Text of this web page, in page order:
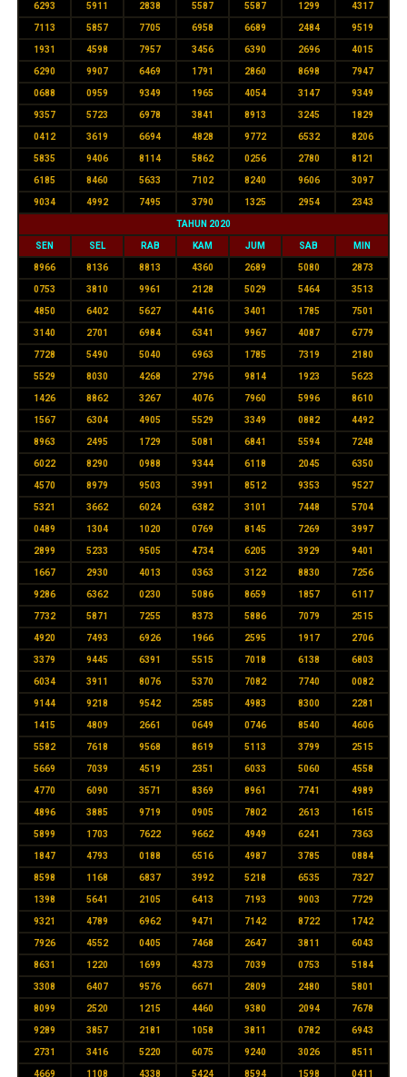
6293 5911 2838 5587 5587 1299 4317
7113 5857 7705 6958 6689 2484 9519
1931 4598 7957 3456 6390 2696 4015
6290 9907 6469 1791 2860 8698 7947
0688 0959 9349 1965 4054 3147 9349
9357 5723 6978 3841 8913 3245 1829
0412 3619 6694 4828 9772 6532 8206
5835 9406 8114 5862 0256 2780 8121
6185 8460 5633 7102 8240 9606 3097
9034 4992 7495 3790 1325 2954 2343
TAHUN 2020
SEN SEL RAB KAM JUM SAB MIN
8966 8136 8813 4360 2689 5080 2873
0753 3810 9961 2128 5029 5464 3513
4850 6402 5627 4416 3401 1785 7501
3140 2701 6984 6341 9967 4087 6779
7728 5490 5040 6963 1785 7319 2180
5529 8030 4268 2796 9814 1923 5623
1426 8862 3267 4076 7960 5996 8610
1567 6304 4905 5529 3349 0882 4492
8963 2495 1729 5081 6841 5594 7248
6022 8290 0988 9344 6118 2045 6350
4570 8979 9503 3991 8512 9353 9527
5321 3662 6024 6382 3101 7448 5704
0489 1304 1020 0769 8145 7269 3997
2899 5233 9505 4734 6205 3929 9401
1667 2930 4013 0363 3122 8830 7256
9286 6362 0230 5086 8659 1857 6117
7732 5871 7255 8373 5886 7079 2515
4920 7493 6926 1966 2595 1917 2706
3379 9445 6391 5515 7018 6138 6803
6034 3911 8076 5370 7082 7740 0082
9144 9218 9542 2585 4983 8300 2281
1415 4809 2661 0649 0746 8540 4606
5582 7618 9568 8619 5113 3799 2515
5669 7039 4519 2351 6033 5060 4558
4770 6090 3571 8369 8961 7741 4989
4896 3885 9719 0905 7802 2613 1615
5899 1703 7622 9662 4949 6241 7363
1847 4793 0188 6516 4987 3785 0884
8598 1168 6837 3992 5218 6535 7327
1398 5641 2105 6413 7193 9003 7729
9321 4789 6962 9471 7142 8722 1742
7926 4552 0405 7468 2647 3811 6043
8631 1220 1699 4373 7039 0753 5184
3308 6407 9576 6671 2809 2480 5801
8099 2520 1215 4460 9380 2094 7678
9289 3857 2181 1058 3811 0782 6943
2731 3416 5220 6075 9240 3026 8511
4669 1108 4338 5424 8594 1598 0411